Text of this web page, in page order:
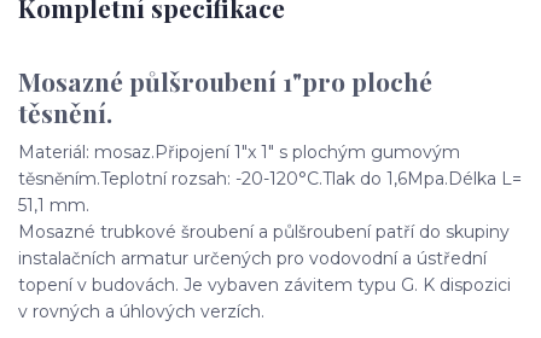
Kompletní specifikace
Mosazné půlšroubení 1"pro ploché
těsnění.
Materiál: mosaz.Připojení 1"x 1" s plochým gumovým
těsněním.Teplotní rozsah: -20-120°C.Tlak do 1,6Mpa.Délka L=
51,1 mm.
Mosazné trubkové šroubení a půlšroubení patří do skupiny
instalačních armatur určených pro vodovodní a ústřední
topení v budovách. Je vybaven závitem typu G. K dispozici
v rovných a úhlových verzích.